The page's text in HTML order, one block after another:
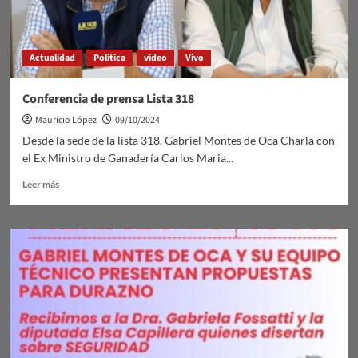
Revelación
VIVO
19:30Hs
Actualidad Politica video Vivo
Conferencia de prensa Lista 318
Mauricio López
09/10/2024
Desde la sede de la lista 318, Gabriel Montes de Oca Charla con
el Ex Ministro de Ganadería Carlos Maria...
Leer másLeer
Conferencia
de
prensa
Lista
318